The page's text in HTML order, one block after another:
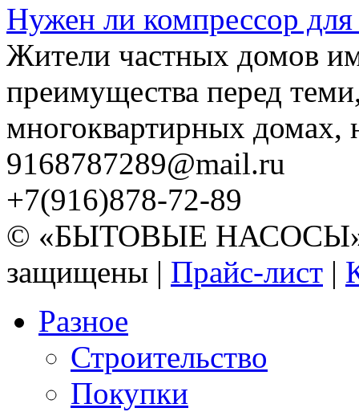
Нужен ли компрессор для
Жители частных домов
преимущества перед
многоквартирных домах,
9168787289@mail.ru
+7(916)878-72-89
© «БЫТОВЫЕ НАСОСЫ»
защищены | Прайс-лист |
Разное
Строительство
Покупки